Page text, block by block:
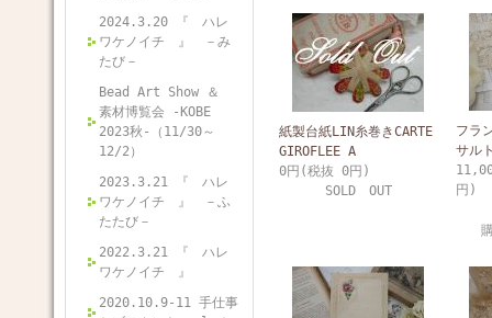
2024.3.20 『 ハレ
ワケノイチ 』 －み
たび－
Bead Art Show ＆
素材博覧会 -KOBE
2023秋-（11/30～
12/2）
2023.3.21 『 ハレ
ワケノイチ 』 －ふ
たたび－
2022.3.21 『 ハレ
ワケノイチ 』
2020.10.9-11 手仕事
紙製台紙LIN糸巻きCARTE
GIROFLEE A
0円(税抜 0円)
SOLD OUT
フラ
サル
円)